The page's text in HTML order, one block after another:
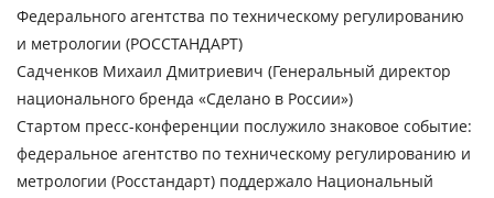
Федерального агентства по техническому регулированию
и метрологии (РОССТАНДАРТ)
Садченков Михаил Дмитриевич (Генеральный директор
национального бренда «Сделано в России»)
Стартом пресс-конференции послужило знаковое событие:
федеральное агентство по техническому регулированию и
метрологии (Росстандарт) поддержало Национальный